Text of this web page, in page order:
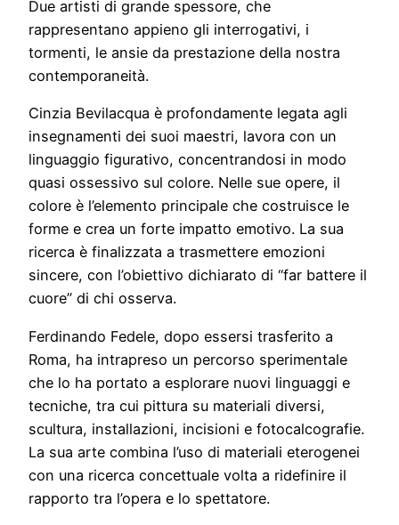
Due artisti di grande spessore, che
rappresentano appieno gli interrogativi, i
tormenti, le ansie da prestazione della nostra
contemporaneità.
Cinzia Bevilacqua è profondamente legata agli
insegnamenti dei suoi maestri, lavora con un
linguaggio figurativo, concentrandosi in modo
quasi ossessivo sul colore. Nelle sue opere, il
colore è l’elemento principale che costruisce le
forme e crea un forte impatto emotivo. La sua
ricerca è finalizzata a trasmettere emozioni
sincere, con l’obiettivo dichiarato di “far battere il
cuore” di chi osserva.
Ferdinando Fedele, dopo essersi trasferito a
Roma, ha intrapreso un percorso sperimentale
che lo ha portato a esplorare nuovi linguaggi e
tecniche, tra cui pittura su materiali diversi,
scultura, installazioni, incisioni e fotocalcografie.
La sua arte combina l’uso di materiali eterogenei
con una ricerca concettuale volta a ridefinire il
rapporto tra l’opera e lo spettatore.